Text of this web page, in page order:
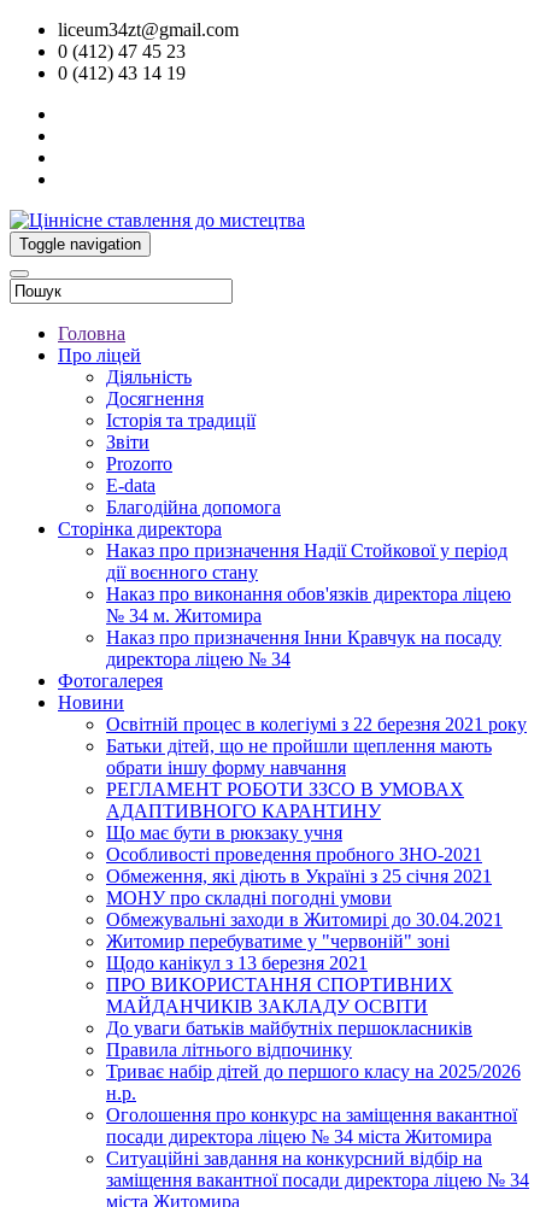
liceum34zt@gmail.com
0 (412) 47 45 23
0 (412) 43 14 19
Toggle navigation
Головна
Про ліцей
Діяльність
Досягнення
Історія та традиції
Звіти
Prozorro
E-data
Благодійна допомога
Сторінка директора
Наказ про призначення Надії Стойкової у період
дії воєнного стану
Наказ про виконання обов'язків директора ліцею
№ 34 м. Житомира
Наказ про призначення Інни Кравчук на посаду
директора ліцею № 34
Фотогалерея
Новини
Освітній процес в колегіумі з 22 березня 2021 року
Батьки дітей, що не пройшли щеплення мають
обрати іншу форму навчання
РЕГЛАМЕНТ РОБОТИ ЗЗСО В УМОВАХ
АДАПТИВНОГО КАРАНТИНУ
Що має бути в рюкзаку учня
Особливості проведення пробного ЗНО-2021
Обмеження, які діють в Україні з 25 січня 2021
МОНУ про складні погодні умови
Обмежувальні заходи в Житомирі до 30.04.2021
Житомир перебуватиме у "червоній" зоні
Щодо канікул з 13 березня 2021
ПРО ВИКОРИСТАННЯ СПОРТИВНИХ
МАЙДАНЧИКІВ ЗАКЛАДУ ОСВІТИ
До уваги батьків майбутніх першокласників
Правила літнього відпочинку
Триває набір дітей до першого класу на 2025/2026
н.р.
Оголошення про конкурс на заміщення вакантної
посади директора ліцею № 34 міста Житомира
Ситуаційні завдання на конкурсний відбір на
заміщення вакантної посади директора ліцею № 34
міста Житомира